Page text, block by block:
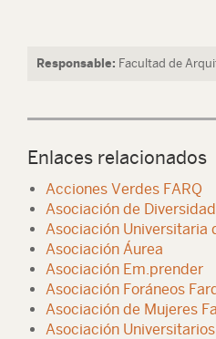
Responsable: Facultad de
Enlaces relacionados
Acciones Verdes FARQ
Asociación de
Asociación Universitaria
Asociación Áurea
Asociación Em.prender
Asociación Foráneos
Asociación de Mujeres
Asociación